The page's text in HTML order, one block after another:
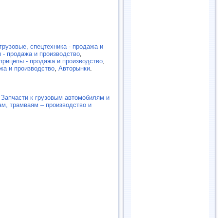
спецтехника - продажа и
продажа и производство,
- продажа и производство,
и производство, Авторынки.
Запчасти к грузовым автомобилям и
трамваям – производство и